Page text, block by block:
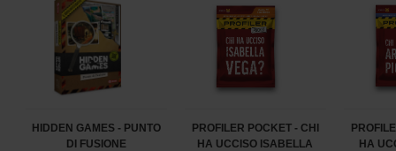
HIDDEN GAMES - PUNTO
DI FUSIONE
PROFILER POCKET - CHI
HA UCCISO ISABELLA
HA